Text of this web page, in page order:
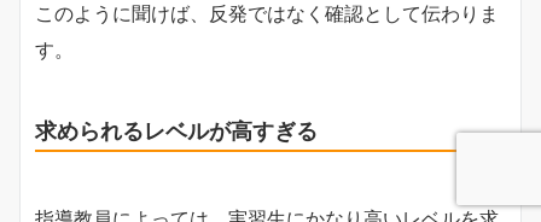
このように聞けば、反発ではなく確認として伝わりま
す。
求められるレベルが高すぎる